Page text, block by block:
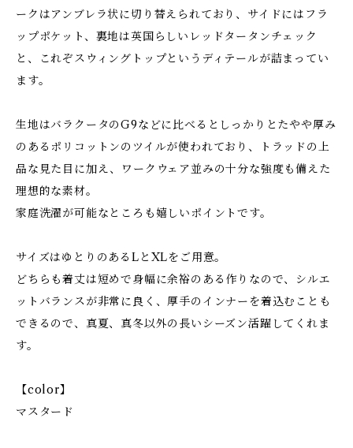
ークはアンブレラ状に切り替えられており、サイドにはフラ
ップポケット、裏地は英国らしいレッドタータンチェック
と、これぞスウィングトップというディテールが詰まってい
ます。
生地はバラクータのG9などに比べるとしっかりとたやや厚み
のあるポリコットンのツイルが使われており、トラッドの上
品な見た目に加え、ワークウェア並みの十分な強度も備えた
理想的な素材。
家庭洗濯が可能なところも嬉しいポイントです。
サイズはゆとりのあるLとXLをご用意。
どちらも着丈は短めで身幅に余裕のある作りなので、シルエ
ットバランスが非常に良く、厚手のインナーを着込むことも
できるので、真夏、真冬以外の長いシーズン活躍してくれま
す。
【color】
マスタード